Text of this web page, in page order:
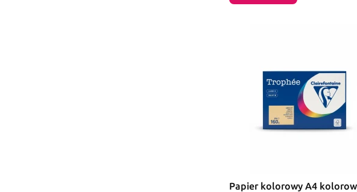
Papier kolorowy A4